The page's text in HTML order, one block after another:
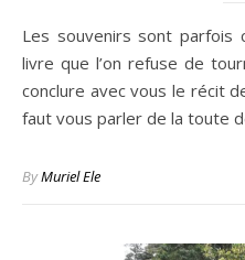
Les souvenirs sont parfois comme la dernière page d’un
livre que l’on refuse de
conclure avec vous le récit
faut vous parler de la toute
ByMuriel Ele